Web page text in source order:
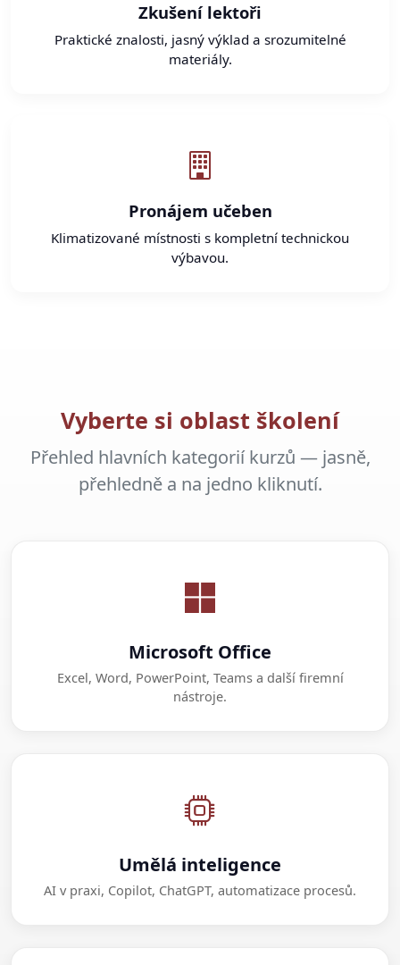
Zkušení lektoři
Praktické znalosti, jasný výklad a srozumitelné
materiály.
Pronájem učeben
Klimatizované místnosti s kompletní technickou
výbavou.
Vyberte si oblast školení
Přehled hlavních kategorií kurzů — jasně,
přehledně a na jedno kliknutí.
Microsoft Office
Excel, Word, PowerPoint, Teams a další firemní
nástroje.
Umělá inteligence
AI v praxi, Copilot, ChatGPT, automatizace procesů.